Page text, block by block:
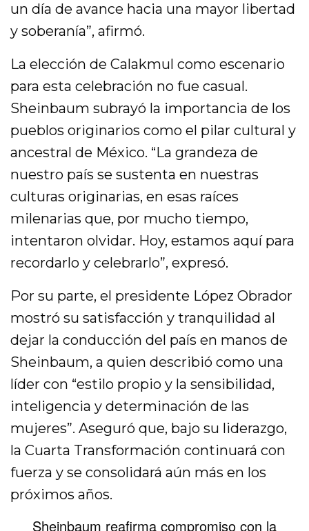
un día de avance hacia una mayor libertad
y soberanía”, afirmó.
La elección de Calakmul como escenario
para esta celebración no fue casual.
Sheinbaum subrayó la importancia de los
pueblos originarios como el pilar cultural y
ancestral de México. “La grandeza de
nuestro país se sustenta en nuestras
culturas originarias, en esas raíces
milenarias que, por mucho tiempo,
intentaron olvidar. Hoy, estamos aquí para
recordarlo y celebrarlo”, expresó.
Por su parte, el presidente López Obrador
mostró su satisfacción y tranquilidad al
dejar la conducción del país en manos de
Sheinbaum, a quien describió como una
líder con “estilo propio y la sensibilidad,
inteligencia y determinación de las
mujeres”. Aseguró que, bajo su liderazgo,
la Cuarta Transformación continuará con
fuerza y se consolidará aún más en los
próximos años.
Sheinbaum reafirma compromiso con la